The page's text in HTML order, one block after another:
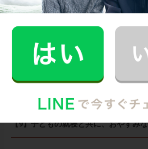
ら、フルパワーで家事をこなす事も珍
【あれもこれも今日中にしなくちゃ】
反対に中々寝てくれない事もあります
負わずに寝かしつけができると良いで
【9】子どもの就寝と共に、おやすみ